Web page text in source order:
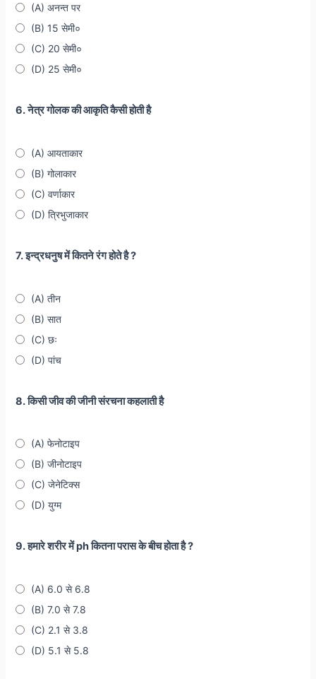
(A) अनन्त पर
(B) 15 सेमी०
(C) 20 सेमी०
(D) 25 सेमी०
6. नेत्र गोलक की आकृति कैसी होती है
(A) आयताकार
(B) गोलाकार
(C) वर्णाकार
(D) त्रिभुजाकार
7. इन्द्रधनुष में कितने रंग होते है ?
(A) तीन
(B) सात
(C) छः
(D) पांच
8. किसी जीव की जीनी संरचना कहलाती है
(A) फेनोटाइप
(B) जीनोटाइप
(C) जेनेटिक्स
(D) युग्म
9. हमारे शरीर में ph कितना परास के बीच होता है ?
(A) 6.0 से 6.8
(B) 7.0 से 7.8
(C) 2.1 से 3.8
(D) 5.1 से 5.8